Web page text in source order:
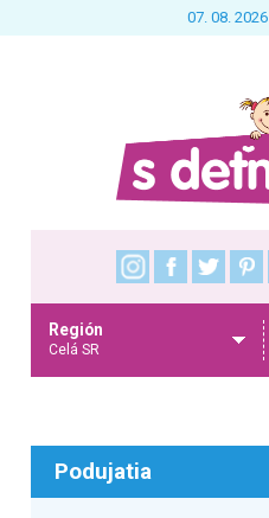
07. 08. 2026
Región
Celá SR
Podujatia